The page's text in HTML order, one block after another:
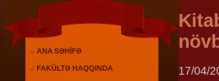
ANA SƏHİFƏ
FAKÜLTƏ HAQQINDA 17/04/